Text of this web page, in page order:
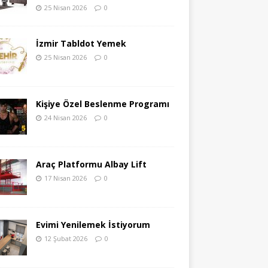
25 Nisan 2026 0
İzmir Tabldot Yemek
25 Nisan 2026 0
Kişiye Özel Beslenme Programı
24 Nisan 2026 0
Araç Platformu Albay Lift
17 Nisan 2026 0
Evimi Yenilemek İstiyorum
12 Şubat 2026 0